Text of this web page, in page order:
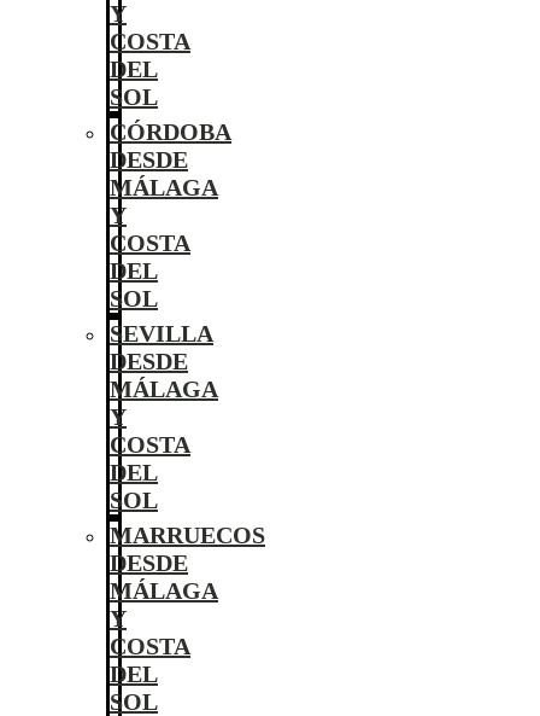
Y
COSTA
DEL
SOL
CÓRDOBA
DESDE
MÁLAGA
Y
COSTA
DEL
SOL
SEVILLA
DESDE
MÁLAGA
Y
COSTA
DEL
SOL
MARRUECOS
DESDE
MÁLAGA
Y
COSTA
DEL
SOL